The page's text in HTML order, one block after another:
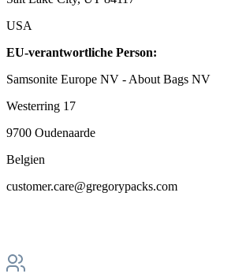
USA
EU-verantwortliche Person:
Samsonite Europe NV - About Bags NV
Westerring 17
9700 Oudenaarde
Belgien
customer.care@gregorypacks.com